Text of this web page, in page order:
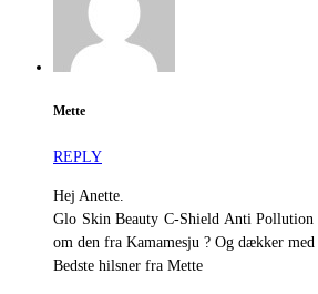
Mette
REPLY
Hej Anette.
Glo Skin Beauty C-Shield Anti
om den fra Kamamesju ? Og dækker med
Bedste hilsner fra Mette